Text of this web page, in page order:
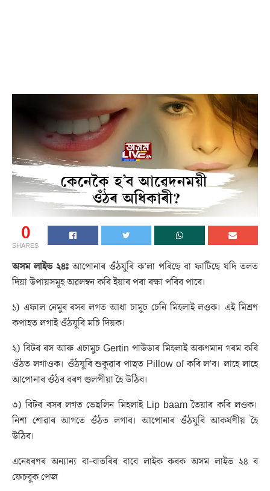
0
SHARES
অসম লাইভ ২৪ঃ আপোনাৰ ওঁঠযুৰি ক’লা পৰিছে বা ফাটিছে যদি তলত
দিয়া উপায়সমূহ অৱলম্বন কৰি ইয়াৰ পৰা ৰক্ষা পৰিব পাৰে।
১) এফাল নেমুৰ ৰসৰ লগত আধা চামুচ চেনি মিহলাই লওক। এই মিশ্ৰণ
কপাহত লগাই ওঁঠযুৰি মচি দিয়ক।
২) বিটৰ ৰস আৰু এচামুচ Gertin পাউডাৰ মিহলাই অকণমান গৰম কৰি
ওঁঠত লগাওক। ওঁঠযুৰি শুকুৱাৰ পাছত Pillow of কৰি ল’ব। লাহে লাহে
আপোনাৰ ওঁঠৰ বৰণ গুলপীয়া হৈ উঠিব।
৩) বিটৰ ৰসৰ লগত ভেছলিন মিহলাই Lip baam তৈয়াৰ কৰি লওক।
নিশা শোৱাৰ আগতে ওঁঠত লগাব। আপোনাৰ ওঁঠযুৰি আকৰ্ষণীয় হৈ
উঠিব।
এনেধৰণৰ অন্যান্য বা-বাতৰিৰ বাবে লাইক কৰক অসম লাইভ ২৪ ৰ
ফেচবুক পেজ